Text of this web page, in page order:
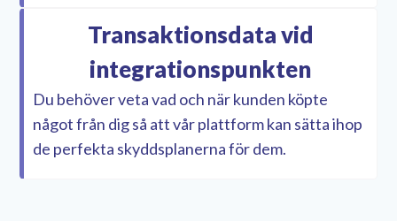
Transaktionsdata vid
integrationspunkten
Du behöver veta vad och när kunden köpte
något från dig så att vår plattform kan sätta ihop
de perfekta skyddsplanerna för dem.